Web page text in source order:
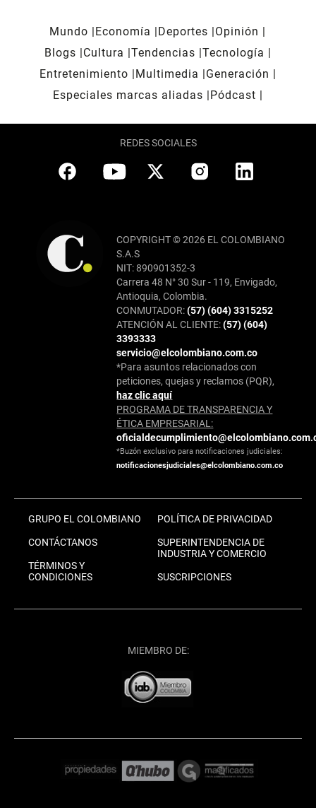
Mundo Economía Deportes
Opinión
Blogs
Cultura Tendencias Tecnología
Entretenimiento
Multimedia
Generación
Especiales marcas aliadas
Pódcast
REDES SOCIALES
COPYRIGHT © 2026 EL COLOMBIANO
S.A.S
NIT: 890901352-3
Carrera 48 N° 30 Sur - 119, Envigado,
Antioquia, Colombia.
CONMUTADOR:(57) (604) 3315252
ATENCIÓN AL CLIENTE:(57) (604)
3393333
servicio@elcolombiano.com.co
*Para asuntos relacionados con
peticiones, quejas y reclamos (PQR),
haz clic aquí
PROGRAMA DE TRANSPARENCIA Y
ÉTICA EMPRESARIAL:
*Buzón exclusivo para notificaciones judiciales:
notificacionesjudiciales@elcolombiano.com.co
GRUPO EL COLOMBIANO
CONTÁCTANOS
TÉRMINOS Y
CONDICIONES
POLÍTICA DE PRIVACIDAD
SUPERINTENDENCIA DE
INDUSTRIA Y COMERCIO
SUSCRIPCIONES
MIEMBRO DE: